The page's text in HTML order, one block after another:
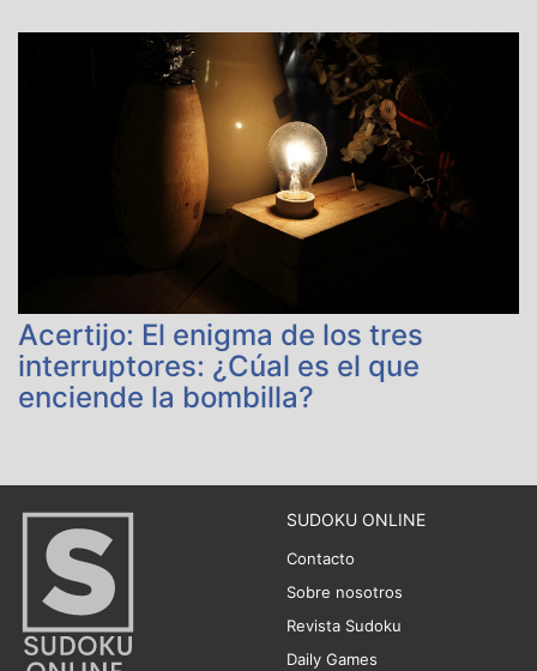
Acertijo: El enigma de los tres
interruptores: ¿Cúal es el que
enciende la bombilla?
SUDOKU ONLINE
Contacto
Sobre nosotros
Revista Sudoku
Daily Games